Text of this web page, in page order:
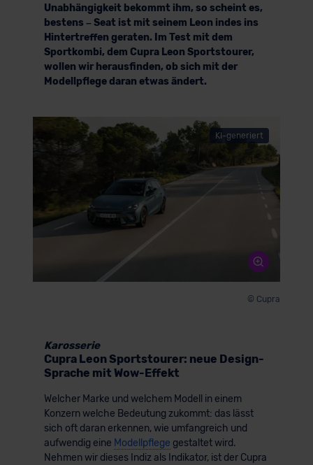
Unabhängigkeit bekommt ihm, so scheint es,
bestens – Seat ist mit seinem Leon indes ins
Hintertreffen geraten. Im Test mit dem
Sportkombi, dem Cupra Leon Sportstourer,
wollen wir herausfinden, ob sich mit der
Modellpflege daran etwas ändert.
KI-generiert
© Cupra
Karosserie
Cupra Leon Sportstourer: neue Design-
Sprache mit Wow-Effekt
Welcher Marke und welchem Modell in einem
Konzern welche Bedeutung zukommt: das lässt
sich oft daran erkennen, wie umfangreich und
aufwendig eine Modellpflege gestaltet wird.
Nehmen wir dieses Indiz als Indikator, ist der Cupra